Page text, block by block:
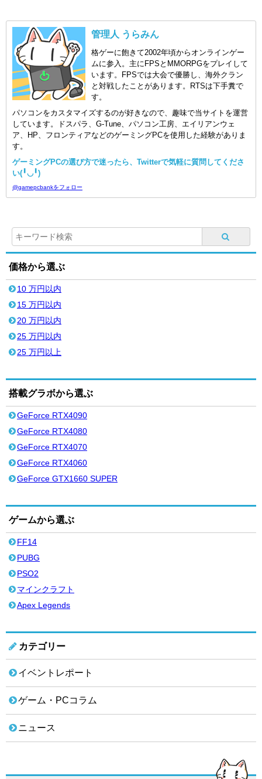
管理人 うらみん
格ゲーに飽きて2002年頃からオンラインゲー
ムに参入。主にFPSとMMORPGをプレイして
います。FPSでは大会で優勝し、海外クラン
と対戦したことがあります。RTSは下手糞で
す。
パソコンをカスタマイズするのが好きなので、趣味で当サイトを運営
しています。ドスパラ、G-Tune、パソコン工房、エイリアンウェ
ア、HP、フロンティアなどのゲーミングPCを使用した経験がありま
す。
ゲーミングPCの選び方で迷ったら、Twitterで気軽に質問してくださ
い(╹◡╹)
@gamepcbankをフォロー
カテゴリー
イベントレポート
ゲーム・PCコラム
ニュース
価格から選ぶ
10 万円以内
15 万円以内
20 万円以内
25 万円以内
25 万円以上
搭載グラボから選ぶ
GeForce RTX4090
GeForce RTX4080
GeForce RTX4070
GeForce RTX4060
GeForce GTX1660 SUPER
ゲームから選ぶ
FF14
PUBG
PSO2
マインクラフト
Apex Legends